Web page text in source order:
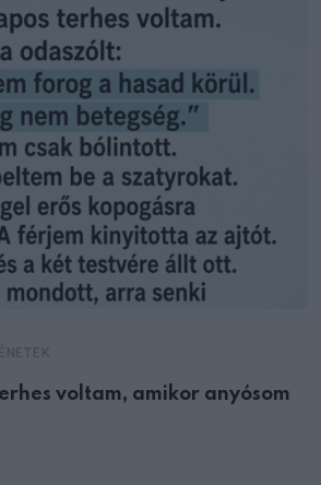
voltam, amikor anyósom